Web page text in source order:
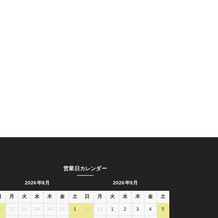
営業日カレンダー
2026年8月
月 火 水 木 金 土
27 28 29 30 31 1
2026年9月
日 月 火 水 木 金 土
30 31 1 2 3 4 5